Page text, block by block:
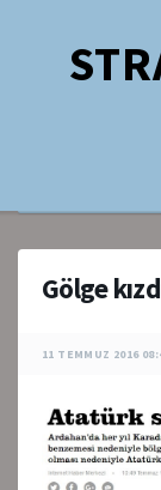
Gölge
11 TEMMUZ 2016